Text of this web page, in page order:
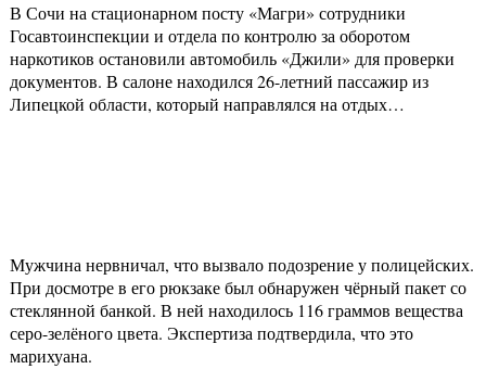
В Сочи на стационарном посту «Магри» сотрудники
Госавтоинспекции и отдела по контролю за оборотом
наркотиков остановили автомобиль «Джили» для проверки
документов. В салоне находился 26-летний пассажир из
Липецкой области, который направлялся на отдых…
Мужчина нервничал, что вызвало подозрение у полицейских.
При досмотре в его рюкзаке был обнаружен чёрный пакет со
стеклянной банкой. В ней находилось 116 граммов вещества
серо-зелёного цвета. Экспертиза подтвердила, что это
марихуана.